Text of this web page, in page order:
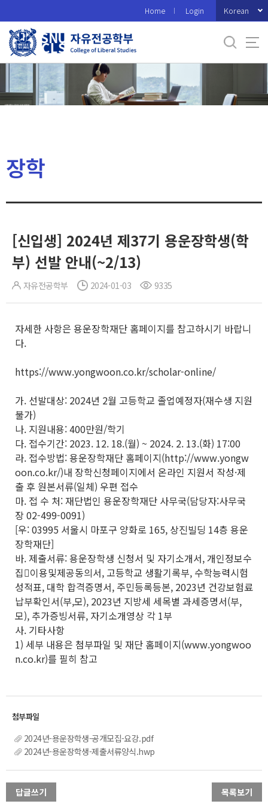
로
메
Home Login Korean
장학
[신입생] 2024년 제37기 용운장학생(학
부) 선발 안내(~2/13)
자유전공학부 2024-01-03 9335
자세한 사항은 용운장학재단 홈페이지를 참고하시기 바랍니
다.
https://www.yongwoon.co.kr/scholar-online/
가. 선발대상: 2024년 2월 고등학교 졸업예정자(재수생 지원
불가)
나. 지원내용: 400만원/학기
다. 접수기간: 2023. 12. 18.(월) ~ 2024. 2. 13.(화) 17:00
라. 접수방법: 용운장학재단 홈페이지(http://www.yongw
oon.co.kr/)내 장학신청페이지에서 온라인 지원서 작성·제
출 후 원본서류(일체) 우편 접수
마. 접 수 처: 재단법인 용운장학재단 사무국(담당자:사무국
장 02-499-0091)
[우: 03995 서울시 마포구 양화로 165, 상진빌딩 14층 용운
장학재단]
바. 제출서류: 용운장학생 신청서 및 자기소개서, 개인정보수
집이용및제공동의서, 고등학교 생활기록부, 수학능력시험
성적표, 대학 합격증명서, 주민등록등본, 2023년 건강보험료
납부확인서(부,모), 2023년 지방세 세목별 과세증명서(부,
모), 추가증빙서류, 자기소개영상 각 1부
사. 기타사항
1) 세부 내용은 첨부파일 및 재단 홈페이지(www.yongwoo
n.co.kr)를 필히 참고
2024년-용운장학생-공개모집-요강.pdf
2024년-용운장학생-제출서류양식.hwp
답글쓰기 목록보기